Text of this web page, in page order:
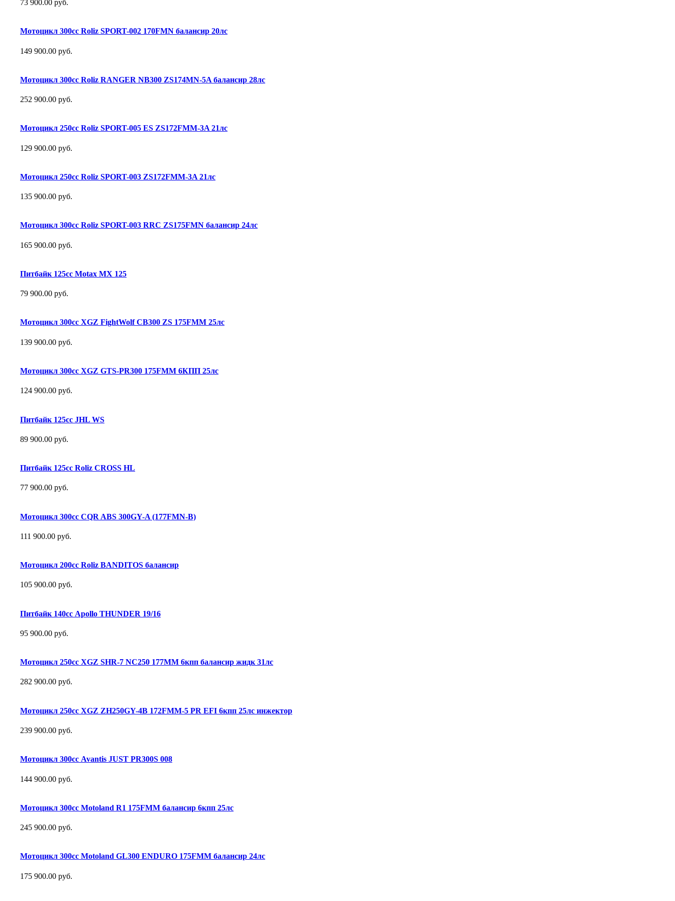
73 900.00 руб.
Мотоцикл 300сс Roliz SPORT-002 170FMN балансир 20лс
149 900.00 руб.
Мотоцикл 300сс Roliz RANGER NB300 ZS174MN-5A балансир 28лс
252 900.00 руб.
Мотоцикл 250сс Roliz SPORT-005 ES ZS172FMM-3A 21лс
129 900.00 руб.
Мотоцикл 250сс Roliz SPORT-003 ZS172FMM-3A 21лс
135 900.00 руб.
Мотоцикл 300сс Roliz SPORT-003 RRC ZS175FMN балансир 24лс
165 900.00 руб.
Питбайк 125сс Motax MX 125
79 900.00 руб.
Мотоцикл 300сс XGZ FightWolf CB300 ZS 175FMM 25лс
139 900.00 руб.
Мотоцикл 300сс XGZ GTS-PR300 175FMM 6КПП 25лс
124 900.00 руб.
Питбайк 125сс JHL WS
89 900.00 руб.
Питбайк 125сс Roliz CROSS HL
77 900.00 руб.
Мотоцикл 300сс CQR ABS 300GY-A (177FMN-B)
111 900.00 руб.
Мотоцикл 200сс Roliz BANDITOS балансир
105 900.00 руб.
Питбайк 140сс Apollo THUNDER 19/16
95 900.00 руб.
Мотоцикл 250сс XGZ SHR-7 NC250 177MM 6кпп балансир жидк 31лс
282 900.00 руб.
Мотоцикл 250сс XGZ ZH250GY-4B 172FMM-5 PR EFI 6кпп 25лс инжектор
239 900.00 руб.
Мотоцикл 300сс Avantis JUST PR300S 008
144 900.00 руб.
Мотоцикл 300сс Motoland R1 175FMM балансир 6кпп 25лс
245 900.00 руб.
Мотоцикл 300сс Motoland GL300 ENDURO 175FMM балансир 24лс
175 900.00 руб.